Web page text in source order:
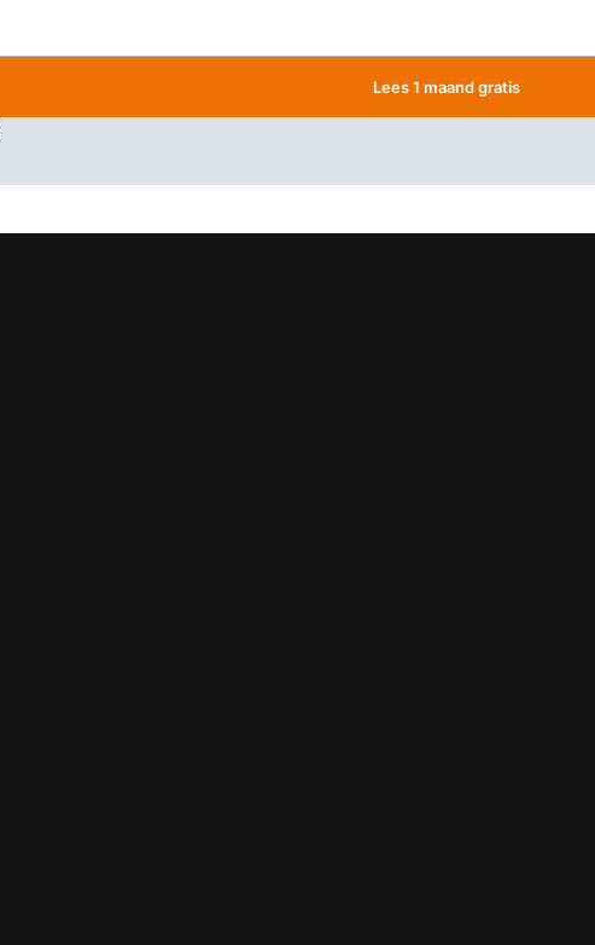
Lees 1 maand gratis